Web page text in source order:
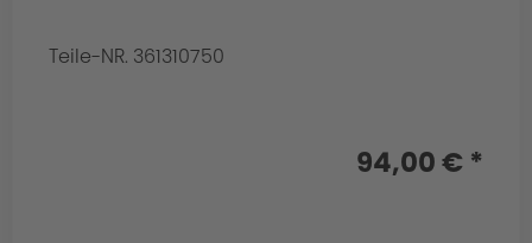
Teile-NR. 361310750
94,00 € *